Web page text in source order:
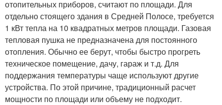
отопительных приборов, считают по площади. Для
отдельно стоящего здания в Средней Полосе, требуется
1 кВт тепла на 10 квадратных метров площади. Газовая
тепловая пушка не предназначена для постоянного
отопления. Обычно ее берут, чтобы быстро прогреть
техническое помещение, дачу, гараж и т.д. Для
поддержания температуры чаще используют другие
устройства. По этой причине, традиционный расчет
мощности по площади или объему не подходит.